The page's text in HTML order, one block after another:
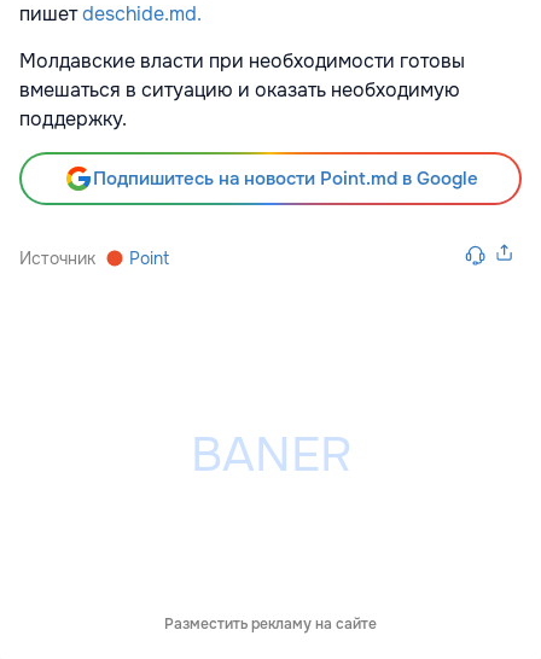
пишетdeschide.md.
Молдавские власти при необходимости готовы
вмешаться в ситуацию и оказать необходимую
поддержку.
Подпишитесь на новости Point.md в Google
Источник Point
Разместить рекламу на сайте